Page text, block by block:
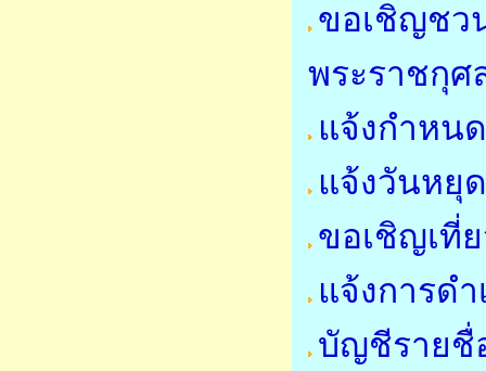
ขอเชิญชว
พระราชกุศ
แจ้งกำหน
แจ้งวันหยุ
ขอเชิญเที่
แจ้งการด
บัญชีรายชื่